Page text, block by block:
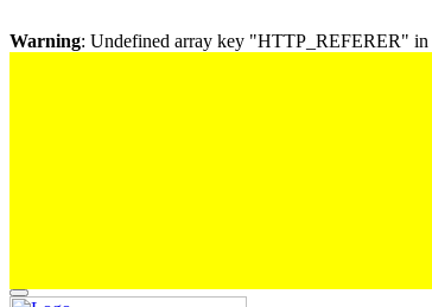
Warning: Undefined array key "HTTP_REFERER" in